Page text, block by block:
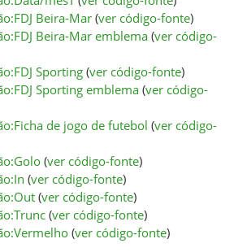
Beira-Mar(ver código-fonte)
Beira-Mar emblema(ver código-
Sporting(ver código-fonte)
Sporting emblema(ver código-
de jogo de futebol (ver código-
(ver código-fonte)
(ver código-fonte)
(ver código-fonte)
(ver código-fonte)
(ver código-fonte)